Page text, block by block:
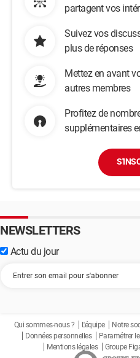
partagent vos
Suivez vos
plus de réponses
Mettez en avant
autres membres
Profitez de
supplémentaires
NEWSLETTERS
Actu du jour
Qui sommes-nous ? L'équipe Notre
Données personnelles
Paramétrer
Mentions légales
Groupe